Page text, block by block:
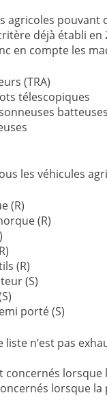
agricoles
déjà établi
en compte les
(TRA)
télescopiques
batteuses
les véhicules
(R)
(R)
(R)
(S)
porté (S)
n’est pas
concernés
lorsque